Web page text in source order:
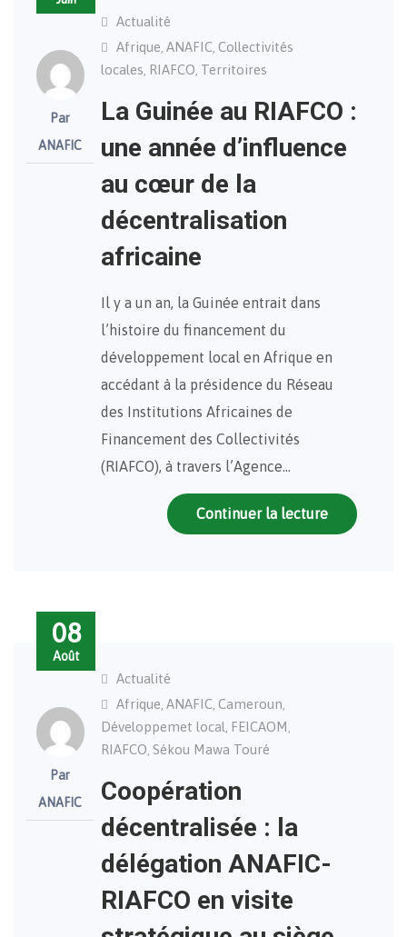
Par
ANAFIC
Actualité
Afrique, ANAFIC, Collectivités
locales, RIAFCO, Territoires
La Guinée au RIAFCO :
une année d’influence
au cœur de la
décentralisation
africaine
Il y a un an, la Guinée entrait dans
l’histoire du financement du
développement local en Afrique en
accédant à la présidence du Réseau
des Institutions Africaines de
Financement des Collectivités
(RIAFCO), à travers l’Agence…
Continuer la lecture
08
Août
Par
ANAFIC
Actualité
Afrique, ANAFIC, Cameroun,
Développemet local, FEICAOM ,
RIAFCO, Sékou Mawa Touré
Coopération
décentralisée : la
délégation ANAFIC-
RIAFCO en visite